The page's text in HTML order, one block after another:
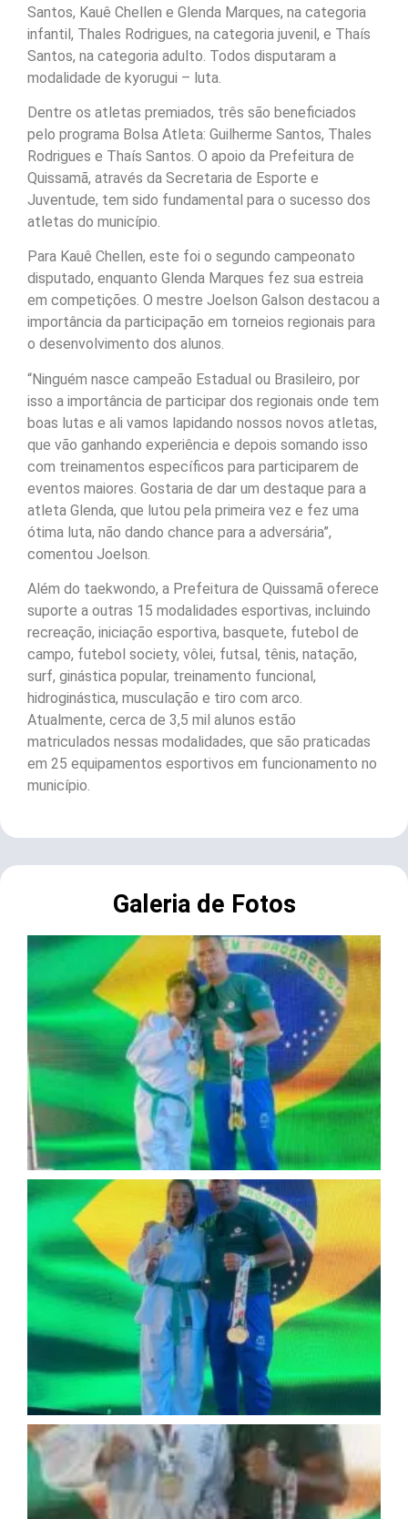
Santos, Kauê Chellen e Glenda Marques, na categoria
infantil, Thales Rodrigues, na categoria juvenil, e Thaís
Santos, na categoria adulto. Todos disputaram a
modalidade de kyorugui – luta.
Dentre os atletas premiados, três são beneficiados
pelo programa Bolsa Atleta: Guilherme Santos, Thales
Rodrigues e Thaís Santos. O apoio da Prefeitura de
Quissamã, através da Secretaria de Esporte e
Juventude, tem sido fundamental para o sucesso dos
atletas do município.
Para Kauê Chellen, este foi o segundo campeonato
disputado, enquanto Glenda Marques fez sua estreia
em competições. O mestre Joelson Galson destacou a
importância da participação em torneios regionais para
o desenvolvimento dos alunos.
“Ninguém nasce campeão Estadual ou Brasileiro, por
isso a importância de participar dos regionais onde tem
boas lutas e ali vamos lapidando nossos novos atletas,
que vão ganhando experiência e depois somando isso
com treinamentos específicos para participarem de
eventos maiores. Gostaria de dar um destaque para a
atleta Glenda, que lutou pela primeira vez e fez uma
ótima luta, não dando chance para a adversária”,
comentou Joelson.
Além do taekwondo, a Prefeitura de Quissamã oferece
suporte a outras 15 modalidades esportivas, incluindo
recreação, iniciação esportiva, basquete, futebol de
campo, futebol society, vôlei, futsal, tênis, natação,
surf, ginástica popular, treinamento funcional,
hidroginástica, musculação e tiro com arco.
Atualmente, cerca de 3,5 mil alunos estão
matriculados nessas modalidades, que são praticadas
em 25 equipamentos esportivos em funcionamento no
município.
Galeria de Fotos